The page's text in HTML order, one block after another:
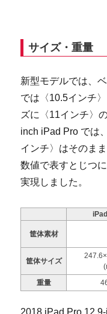
サイズ・重量
新型モデルでは、
では〈10.5インチ
ズに〈11インチ〉
inch iPad Pro では
インチ〉はそのま
数値で表すとじつ
実現しました。
筐体素材
筐体サイズ
重量
2018 iPad Pro